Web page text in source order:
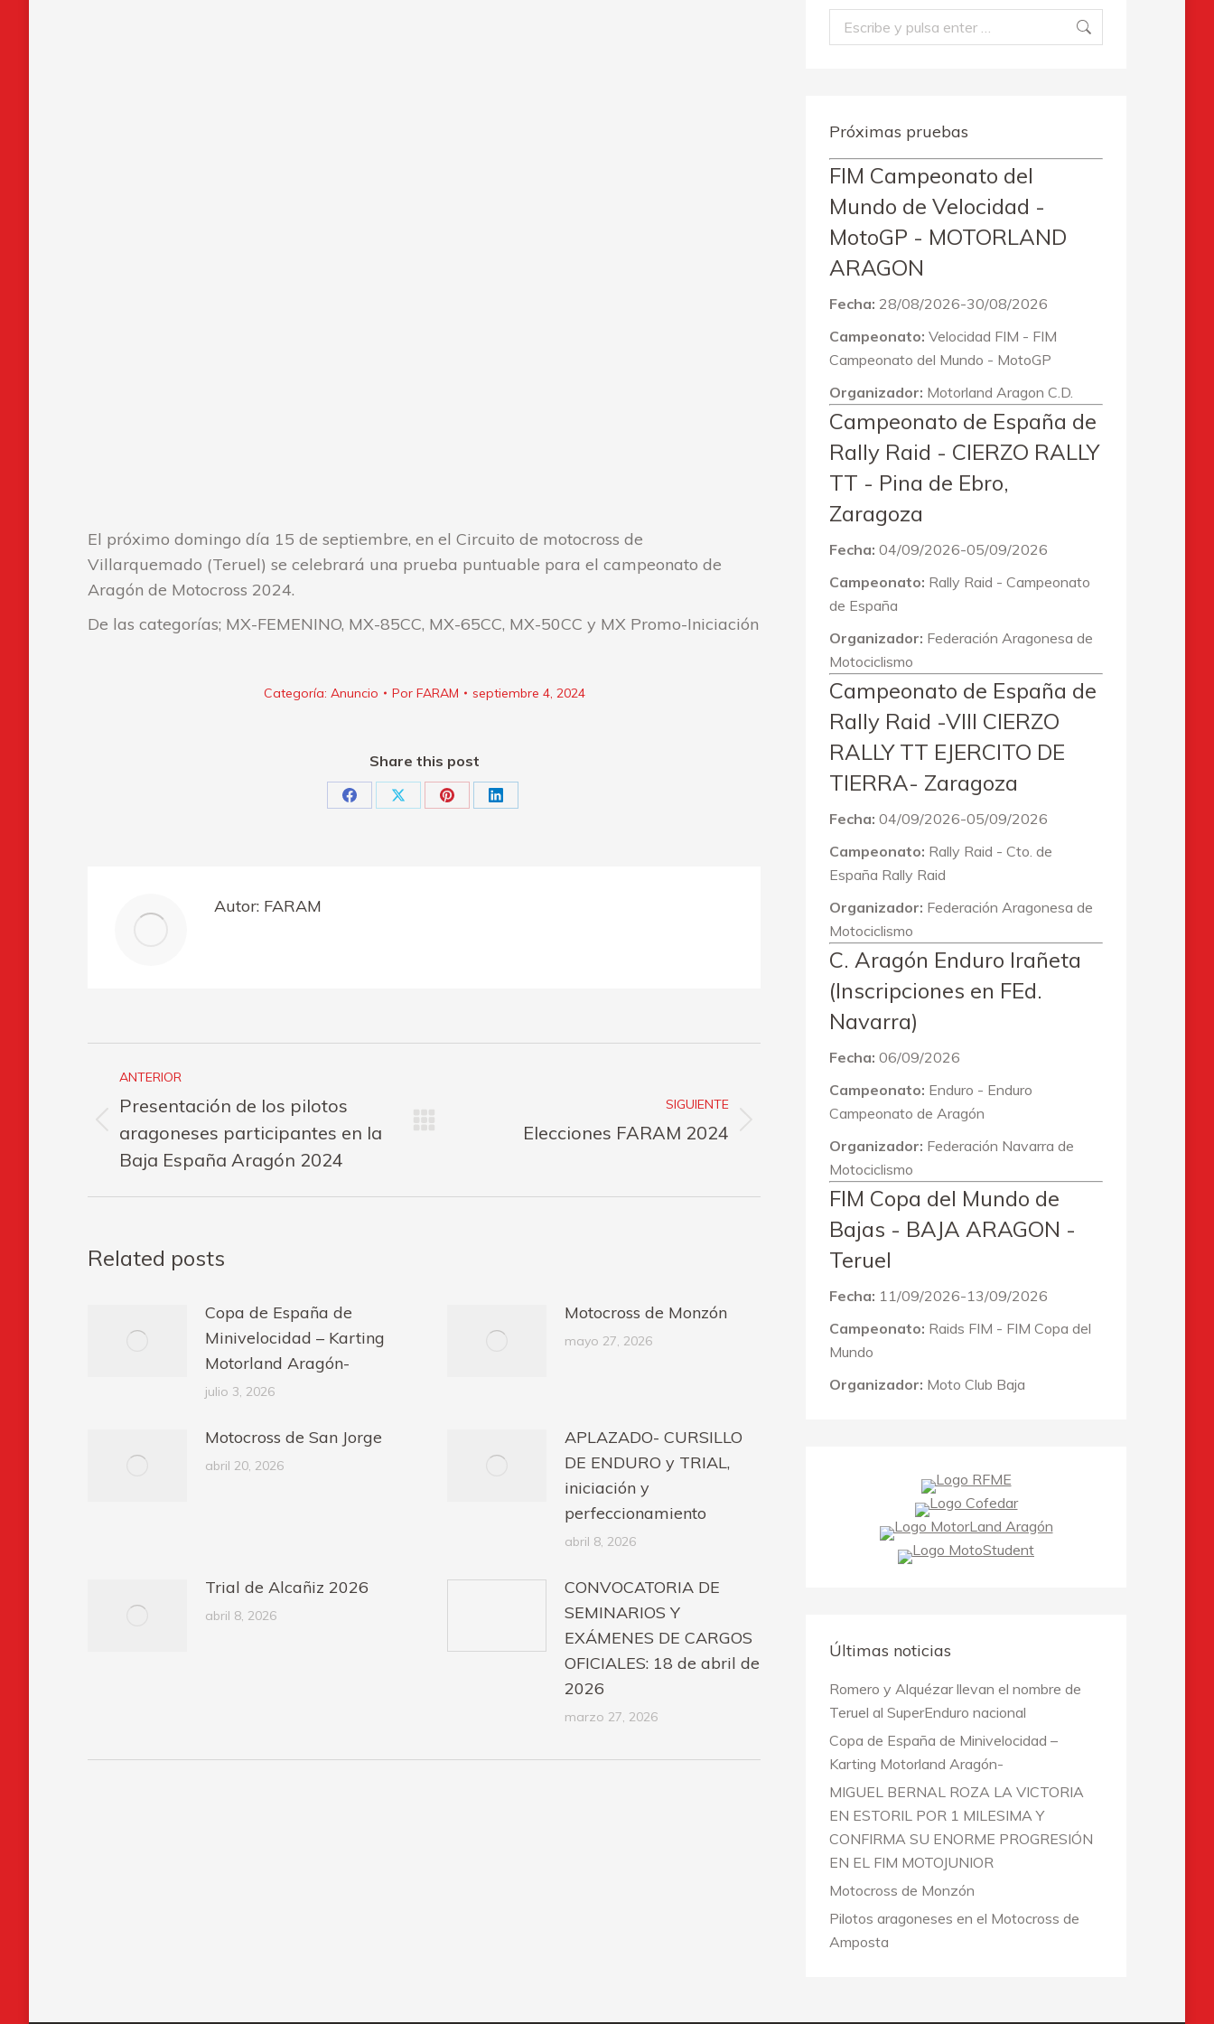
El próximo domingo día 15 de septiembre, en el Circuito de motocross de
Villarquemado (Teruel) se celebrará una prueba puntuable para el campeonato de
Aragón de Motocross 2024.
De las categorías; MX-FEMENINO, MX-85CC, MX-65CC, MX-50CC y MX Promo-Iniciación
Categoría: Anuncio Por FARAM septiembre 4, 2024
Share this post
Share Share Share Share
Autor: FARAM
entre
publicaciones
ANTERIOR
Publicación
anterior:
Presentación de los pilotos
aragoneses participantes en la
Baja España Aragón 2024
SIGUIENTE
PublicaciónElecciones FARAM 2024
Related posts
Copa de España de
Minivelocidad – Karting
Motorland Aragón-
julio 3, 2026
Motocross de Monzón
mayo 27, 2026
Motocross de San Jorge
abril 20, 2026
APLAZADO- CURSILLO
DE ENDURO y TRIAL,
iniciación y
perfeccionamiento
abril 8, 2026
Trial de Alcañiz 2026
abril 8, 2026
CONVOCATORIA DE
SEMINARIOS Y
EXÁMENES DE CARGOS
OFICIALES: 18 de abril de
2026
marzo 27, 2026
Buscar:
Próximas pruebas
FIM Campeonato del
Mundo de Velocidad -
MotoGP - MOTORLAND
ARAGON
Fecha: 28/08/2026-30/08/2026
Campeonato: Velocidad FIM - FIM
Campeonato del Mundo - MotoGP
Organizador: Motorland Aragon C.D.
Campeonato de España de
Rally Raid - CIERZO RALLY
TT - Pina de Ebro,
Zaragoza
Fecha: 04/09/2026-05/09/2026
Campeonato: Rally Raid - Campeonato
de España
Organizador: Federación Aragonesa de
Motociclismo
Campeonato de España de
Rally Raid -VIII CIERZO
RALLY TT EJERCITO DE
TIERRA- Zaragoza
Fecha: 04/09/2026-05/09/2026
Campeonato: Rally Raid - Cto. de
España Rally Raid
Organizador: Federación Aragonesa de
Motociclismo
C. Aragón Enduro Irañeta
(Inscripciones en FEd.
Navarra)
Fecha: 06/09/2026
Campeonato: Enduro - Enduro
Campeonato de Aragón
Organizador: Federación Navarra de
Motociclismo
FIM Copa del Mundo de
Bajas - BAJA ARAGON -
Teruel
Fecha: 11/09/2026-13/09/2026
Campeonato: Raids FIM - FIM Copa del
Mundo
Organizador: Moto Club Baja
Últimas noticias
Romero y Alquézar llevan el nombre de
Teruel al SuperEnduro nacional
Copa de España de Minivelocidad –
Karting Motorland Aragón-
MIGUEL BERNAL ROZA LA VICTORIA
EN ESTORIL POR 1 MILESIMA Y
CONFIRMA SU ENORME PROGRESIÓN
EN EL FIM MOTOJUNIOR
Motocross de Monzón
Pilotos aragoneses en el Motocross de
Amposta